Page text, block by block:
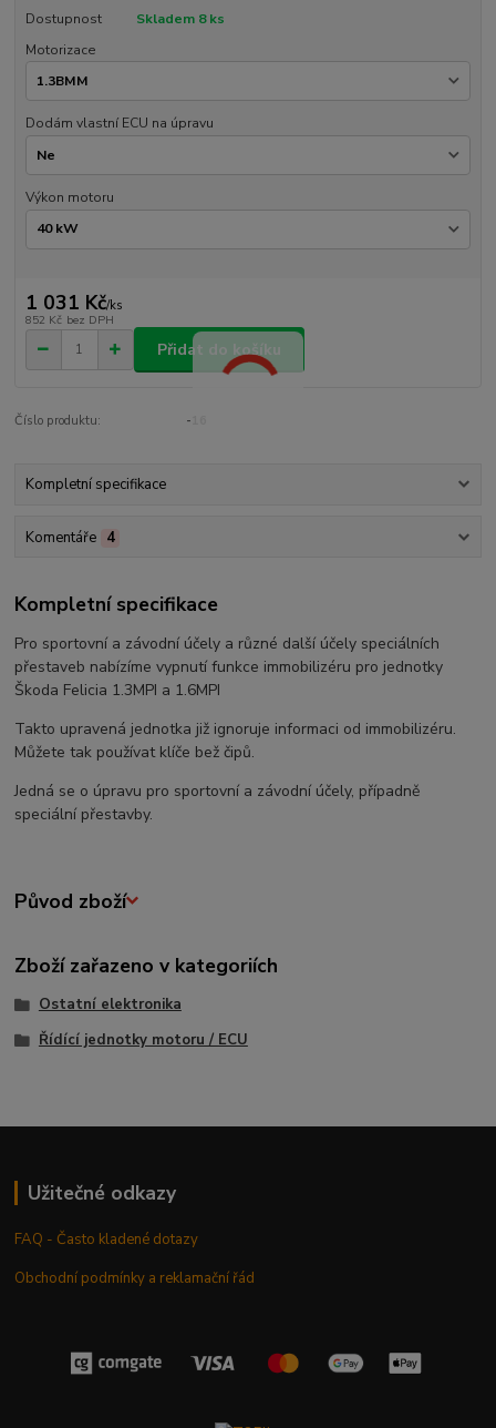
Dostupnost
Skladem 8 ks
Motorizace
Dodám vlastní ECU na úpravu
Výkon motoru
1 031 Kč/ks
852 Kč bez DPH
Přidat do košíku
Číslo produktu: -16
Kompletní specifikace
Komentáře 4
Kompletní specifikace
Pro sportovní a závodní účely a různé další účely speciálních
přestaveb nabízíme vypnutí funkce immobilizéru pro jednotky
Škoda Felicia 1.3MPI a 1.6MPI
Takto upravená jednotka již ignoruje informaci od immobilizéru.
Můžete tak používat klíče bež čipů.
Jedná se o úpravu pro sportovní a závodní účely, případně
speciální přestavby.
Původ zboží
Zboží zařazeno v kategoriích
Ostatní elektronika
Řídící jednotky motoru / ECU
Užitečné odkazy
FAQ - Často kladené dotazy
Obchodní podmínky a reklamační řád